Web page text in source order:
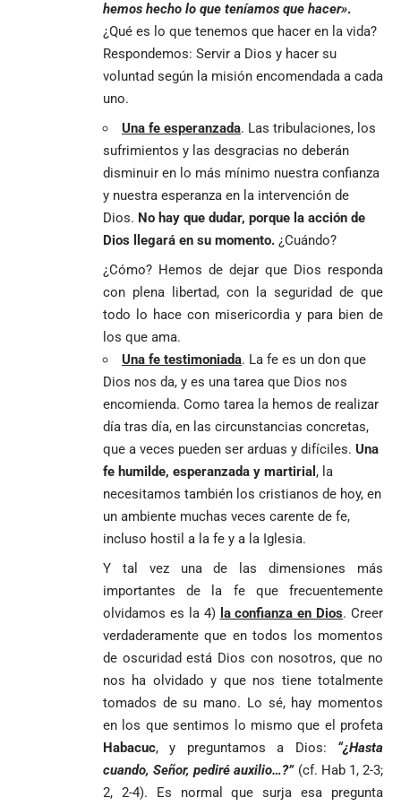
hemos hecho lo que teníamos que hacer».
¿Qué es lo que tenemos que hacer en la vida?
Respondemos: Servir a Dios y hacer su
voluntad según la misión encomendada a cada
uno.
Una fe esperanzada. Las tribulaciones, los
sufrimientos y las desgracias no deberán
disminuir en lo más mínimo nuestra confianza
y nuestra esperanza en la intervención de
Dios. No hay que dudar, porque la acción de
Dios llegará en su momento. ¿Cuándo?
¿Cómo? Hemos de dejar que Dios responda
con plena libertad, con la seguridad de que
todo lo hace con misericordia y para bien de
los que ama.
Una fe testimoniada. La fe es un don que
Dios nos da, y es una tarea que Dios nos
encomienda. Como tarea la hemos de realizar
día tras día, en las circunstancias concretas,
que a veces pueden ser arduas y difíciles. Una
fe humilde, esperanzada y martirial , la
necesitamos también los cristianos de hoy, en
un ambiente muchas veces carente de fe,
incluso hostil a la fe y a la Iglesia.
Y tal vez una de las dimensiones más
importantes de la fe que frecuentemente
olvidamos es la 4) la confianza en Dios. Creer
verdaderamente que en todos los momentos
de oscuridad está Dios con nosotros, que no
nos ha olvidado y que nos tiene totalmente
tomados de su mano. Lo sé, hay momentos
en los que sentimos lo mismo que el profeta
Habacuc, y preguntamos a Dios: “¿Hasta
cuando, Señor, pediré auxilio…?” (cf. Hab 1, 2-3;
2, 2-4). Es normal que surja esa pregunta